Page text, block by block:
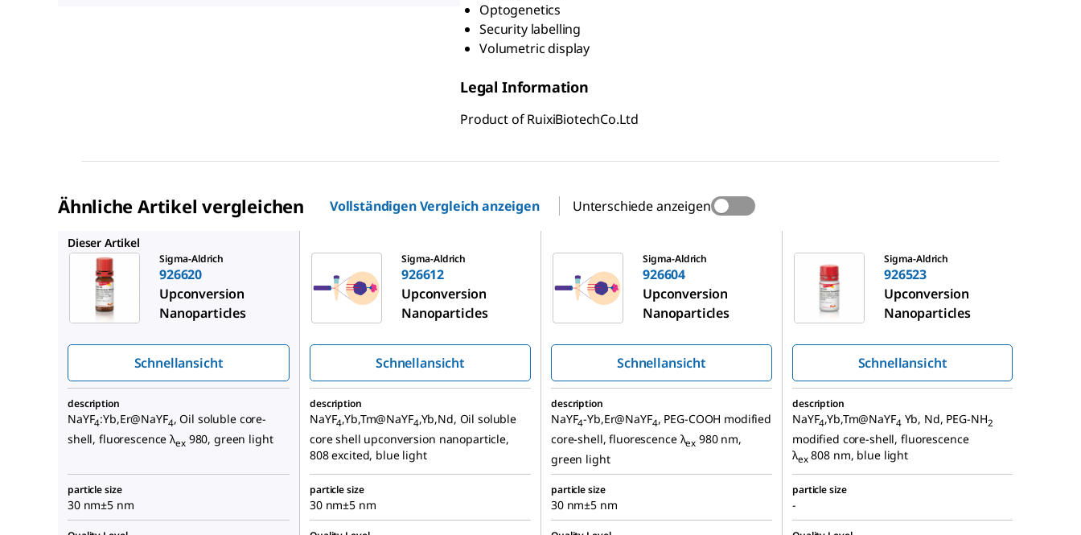
Optogenetics
Security labelling
Volumetric display
Legal Information
Product of RuixiBiotechCo.Ltd
Ähnliche Artikel vergleichen Vollständigen Vergleich anzeigen Unterschiede anzeigen
Dieser Artikel
Sigma-Aldrich
926620
Upconversion
Nanoparticles
Schnellansicht
Sigma-Aldrich
926612
Upconversion
Nanoparticles
Schnellansicht
Sigma-Aldrich
926604
Upconversion
Nanoparticles
Schnellansicht
Sigma-Aldrich
926523
Upconversion
Nanoparticles
Schnellansicht
description
NaYF4:Yb,Er@NaYF4, Oil soluble core-
shell, fluorescence λex980, green light
description
NaYF4,Yb,Tm@NaYF4,Yb,Nd, Oil soluble
core shell upconversion nanoparticle,
808 excited, blue light
description
NaYF4-Yb,Er@NaYF4, PEG-COOH modified
core-shell, fluorescence λex 980 nm,
green light
description
NaYF4,Yb,Tm@NaYF4 Yb, Nd, PEG-NH2
modified core-shell, fluorescence
λex808 nm, blue light
particle size
30 nm±5 nm
particle size
30 nm±5 nm
particle size
30 nm±5 nm
particle size
-